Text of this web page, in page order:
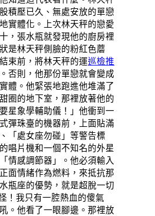
積壓已久、無處安放的單戀
實體化。上次林天秤的戀愛
，張水瓶就發現他的廚房裡
是林天秤側臉的粉紅色蘑
束前，將林天秤的運巡檢推
否則，他那份單戀就會變成
體。他緊張地跑進他堆滿了
圈的地下室，那裡放著他的
星象學輔助儀！」他衝到一
式彈珠臺的機器前，上面貼滿
「處女座勿碰」等警告標
唱片機和一個不知名的外星
情感調節器」。他必須輸入
面情緒作為燃料，來抵抗那
瓶座的優勢，就是超脫一切
！我只有一腔熱血的傻氣
。他看了一眼腳邊。那裡放